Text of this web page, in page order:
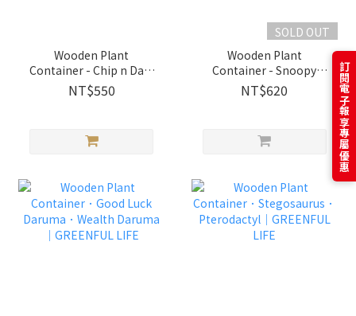
Wooden Plant
Container - Chip n Dale
｜1251053 Wooderful
life
NT$550
SOLD OUT
Wooden Plant
Container - Snoopy
Pilot｜1251052
Wooderful life
NT$620 訂閱電子報享專屬優惠